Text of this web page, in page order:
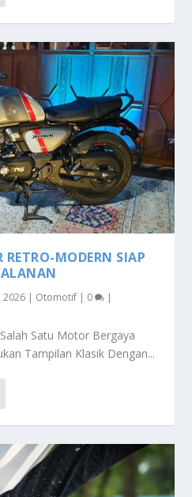
MODERN SIAP
2026 | Otomotif | 0 |
Satu Motor Bergaya
Tampilan Klasik Dengan...